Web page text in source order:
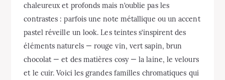
chaleureux et profonds mais n’oublie pas les
contrastes : parfois une note métallique ou un accent
pastel réveille un look. Les teintes s’inspirent des
éléments naturels — rouge vin, vert sapin, brun
chocolat — et des matières cosy — la laine, le velours
et le cuir. Voici les grandes familles chromatiques qui